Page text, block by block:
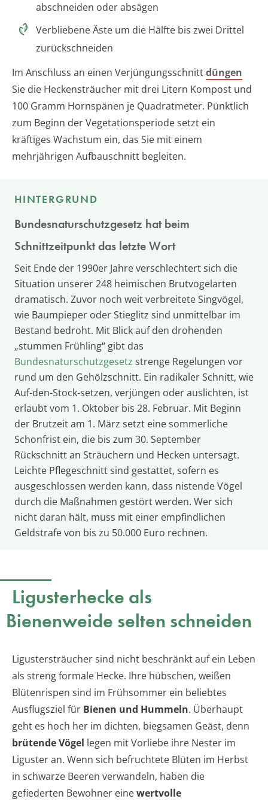
abschneiden oder absägen
Verbliebene Äste um die Hälfte bis zwei Drittel
zurückschneiden
Im Anschluss an einen Verjüngungsschnittdüngen
Sie die Heckensträucher mit drei Litern Kompost und
100 Gramm Hornspänen je Quadratmeter. Pünktlich
zum Beginn der Vegetationsperiode setzt ein
kräftiges Wachstum ein, das Sie mit einem
mehrjährigen Aufbauschnitt begleiten.
HINTERGRUND
Bundesnaturschutzgesetz hat beim
Schnittzeitpunkt das letzte Wort
Seit Ende der 1990er Jahre verschlechtert sich die
Situation unserer 248 heimischen Brutvogelarten
dramatisch. Zuvor noch weit verbreitete Singvögel,
wie Baumpieper oder Stieglitz sind unmittelbar im
Bestand bedroht. Mit Blick auf den drohenden
„stummen Frühling“ gibt das
Bundesnaturschutzgesetz strenge Regelungen vor
rund um den Gehölzschnitt. Ein radikaler Schnitt, wie
Auf-den-Stock-setzen, verjüngen oder auslichten, ist
erlaubt vom 1. Oktober bis 28. Februar. Mit Beginn
der Brutzeit am 1. März setzt eine sommerliche
Schonfrist ein, die bis zum 30. September
Rückschnitt an Sträuchern und Hecken untersagt.
Leichte Pflegeschnitt sind gestattet, sofern es
ausgeschlossen werden kann, dass nistende Vögel
durch die Maßnahmen gestört werden. Wer sich
nicht daran hält, muss mit einer empfindlichen
Geldstrafe von bis zu 50.000 Euro rechnen.
Ligusterhecke als
Bienenweide selten schneiden
Ligustersträucher sind nicht beschränkt auf ein Leben
als streng formale Hecke. Ihre hübschen, weißen
Blütenrispen sind im Frühsommer ein beliebtes
Ausflugsziel für Bienen und Hummeln. Überhaupt
geht es hoch her im dichten, biegsamen Geäst, denn
brütende Vögel legen mit Vorliebe ihre Nester im
Liguster an. Wenn sich befruchtete Blüten im Herbst
in schwarze Beeren verwandeln, haben die
gefiederten Bewohner einewertvolle